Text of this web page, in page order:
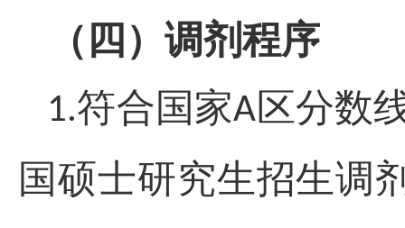
（四）调剂程序
1.符合国家A 区分数
国硕士研究生招生调